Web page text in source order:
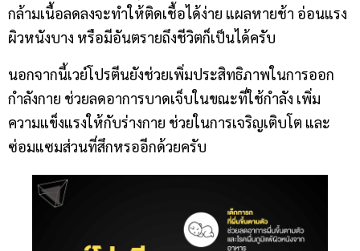
กล้ามเนื้อลดลงจะทำให้ติดเชื้อได้ง่าย แผลหายช้า อ่อนแรง
ผิวหนังบาง หรือมีอันตรายถึงชีวิตก็เป็นได้ครับ
นอกจากนี้เวย์โปรตีนยังช่วยเพิ่มประสิทธิภาพในการออก
กำลังกาย ช่วยลดอาการบาดเจ็บในขณะที่ใช้กำลัง เพิ่ม
ความแข็งแรงให้กับร่างกาย ช่วยในการเจริญเติบโต และ
ซ่อมแซมส่วนที่สึกหรออีกด้วยครับ